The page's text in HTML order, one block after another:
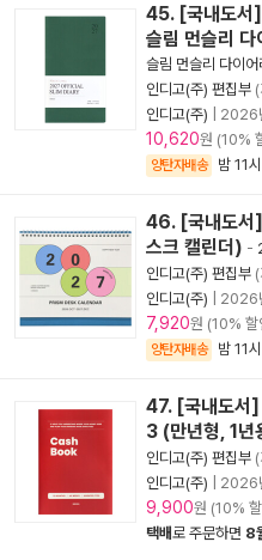
45. [국내도서
슬림 먼슬리 다
슬림 먼슬리 다이어
인디고(주) 편집부
인디고(주)
2026
10,620원 (10%
양탄자배송 밤 11시
46. [국내도서
스크 캘린더) -
인디고(주) 편집부
인디고(주)
2026
7,920원 (10%
양탄자배송 밤 11시
47. [국내도서
3 (만년형, 1년
인디고(주) 편집부
인디고(주)
2026
9,900원 (10%
택배로 주문하면 8